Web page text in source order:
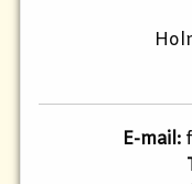
E-mail: